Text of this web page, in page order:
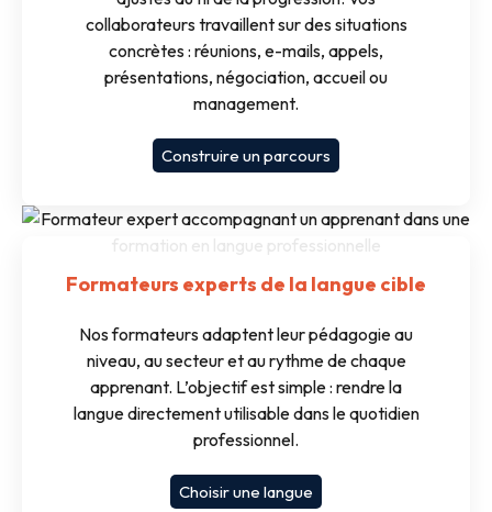
collaborateurs travaillent sur des situations
concrètes : réunions, e-mails, appels,
présentations, négociation, accueil ou
management.
Construire un parcours
Formateurs experts de la langue cible
Nos formateurs adaptent leur pédagogie au
niveau, au secteur et au rythme de chaque
apprenant. L’objectif est simple : rendre la
langue directement utilisable dans le quotidien
professionnel.
Choisir une langue